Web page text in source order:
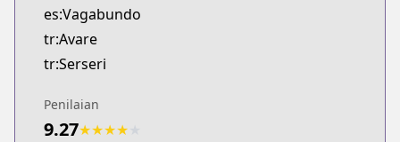
es:Vagabundo
tr:Avare
tr:Serseri
Penilaian
9.27★★★★